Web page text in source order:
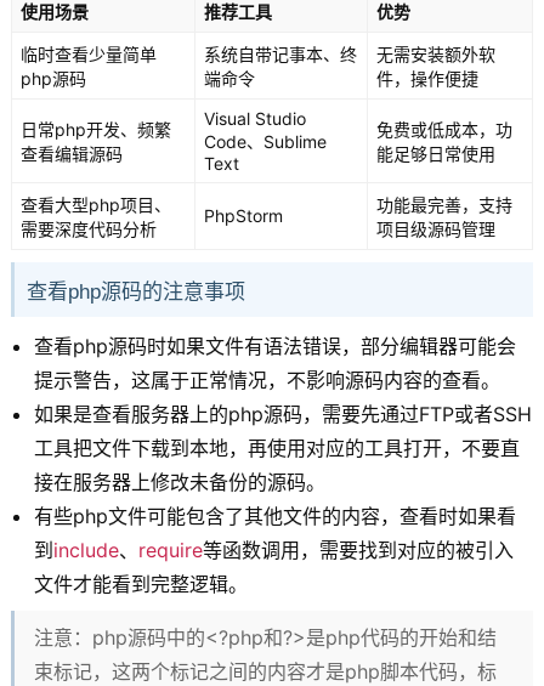
使用场景 推荐工具 优势
临时查看少量简单
php源码
系统自带记事本、终
端命令
无需安装额外软
件，操作便捷
日常php开发、频繁
查看编辑源码
Visual Studio
Code、Sublime
Text
免费或低成本，功
能足够日常使用
查看大型php项目、
需要深度代码分析
PhpStorm
功能最完善，支持
项目级源码管理
查看php源码的注意事项
查看php源码时如果文件有语法错误，部分编辑器可能会
提示警告，这属于正常情况，不影响源码内容的查看。
如果是查看服务器上的php源码，需要先通过FTP或者SSH
工具把文件下载到本地，再使用对应的工具打开，不要直
接在服务器上修改未备份的源码。
有些php文件可能包含了其他文件的内容，查看时如果看
到 include、 require等函数调用，需要找到对应的被引入
文件才能看到完整逻辑。
注意：php源码中的<?php和?>是php代码的开始和结
束标记，这两个标记之间的内容才是php脚本代码，标